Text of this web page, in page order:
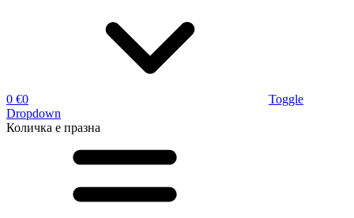
0 €0
Toggle
Dropdown
Количка е празна